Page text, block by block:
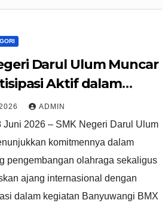
Darul Ulum Muncar
Aktif dalam
BMX Supercross
ADMIN
Juni 2026 – SMK Negeri Darul Ulum
komitmennya dalam
pengembangan olahraga sekaligus
ajang internasional dengan
dalam kegiatan Banyuwangi BMX